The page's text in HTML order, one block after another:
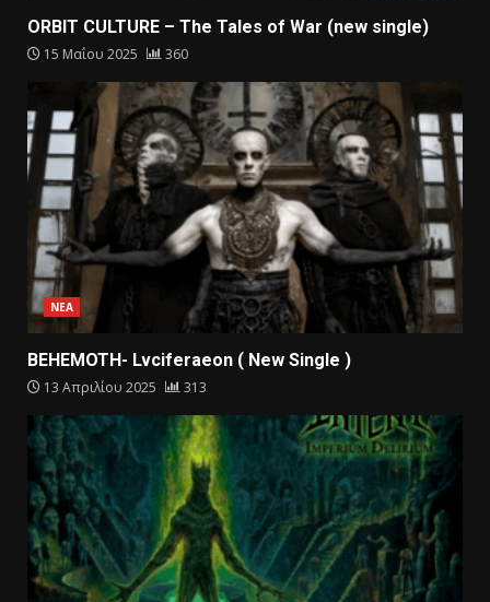
ORBIT CULTURE – The Tales of War (new single)
15 Μαΐου 2025 360
ΝΕΑ
BEHEMOTH- Lvciferaeon ( New Single )
13 Απριλίου 2025 313